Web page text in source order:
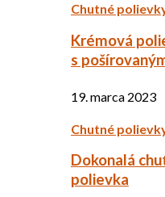
Chutné
Krémová
s
19. marca 2023
Chutné
Dokonalá
polievka